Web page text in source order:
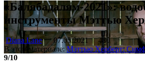
«Балябадалям-2021»:
инструменты Мэттью
Diana Lane 07.05.2021
480
В этом материале:Мэттью Херберт:
9/10